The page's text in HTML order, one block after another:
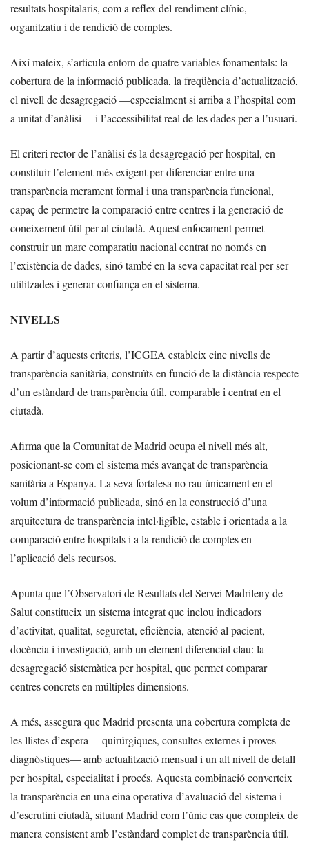
resultats hospitalaris, com a reflex del rendiment clínic,
organitzatiu i de rendició de comptes.
Així mateix, s’articula entorn de quatre variables fonamentals: la
cobertura de la informació publicada, la freqüència d’actualització,
el nivell de desagregació —especialment si arriba a l’hospital com
a unitat d’anàlisi— i l’accessibilitat real de les dades per a l’usuari.
El criteri rector de l’anàlisi és la desagregació per hospital, en
constituir l’element més exigent per diferenciar entre una
transparència merament formal i una transparència funcional,
capaç de permetre la comparació entre centres i la generació de
coneixement útil per al ciutadà. Aquest enfocament permet
construir un marc comparatiu nacional centrat no només en
l’existència de dades, sinó també en la seva capacitat real per ser
utilitzades i generar confiança en el sistema.
NIVELLS
A partir d’aquests criteris, l’ICGEA estableix cinc nivells de
transparència sanitària, construïts en funció de la distància respecte
d’un estàndard de transparència útil, comparable i centrat en el
ciutadà.
Afirma que la Comunitat de Madrid ocupa el nivell més alt,
posicionant-se com el sistema més avançat de transparència
sanitària a Espanya. La seva fortalesa no rau únicament en el
volum d’informació publicada, sinó en la construcció d’una
arquitectura de transparència intel·ligible, estable i orientada a la
comparació entre hospitals i a la rendició de comptes en
l’aplicació dels recursos.
Apunta que l’Observatori de Resultats del Servei Madrileny de
Salut constitueix un sistema integrat que inclou indicadors
d’activitat, qualitat, seguretat, eficiència, atenció al pacient,
docència i investigació, amb un element diferencial clau: la
desagregació sistemàtica per hospital, que permet comparar
centres concrets en múltiples dimensions.
A més, assegura que Madrid presenta una cobertura completa de
les llistes d’espera —quirúrgiques, consultes externes i proves
diagnòstiques— amb actualització mensual i un alt nivell de detall
per hospital, especialitat i procés. Aquesta combinació converteix
la transparència en una eina operativa d’avaluació del sistema i
d’escrutini ciutadà, situant Madrid com l’únic cas que compleix de
manera consistent amb l’estàndard complet de transparència útil.